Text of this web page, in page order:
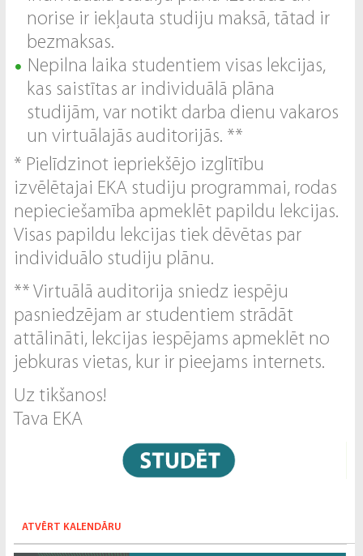
norise ir iekļauta studiju maksā, tātad ir
bezmaksas.
Nepilna laika studentiem visas lekcijas,
kas saistītas ar individuālā plāna
studijām, var notikt darba dienu vakaros
un virtuālajās auditorijās. **
* Pielīdzinot iepriekšējo izglītību
izvēlētajai EKA studiju programmai, rodas
nepieciešamība apmeklēt papildu lekcijas.
Visas papildu lekcijas tiek dēvētas par
individuālo studiju plānu.
** Virtuālā auditorija sniedz iespēju
pasniedzējam ar studentiem strādāt
attālināti, lekcijas iespējams apmeklēt no
jebkuras vietas, kur ir pieejams internets.
Uz tikšanos!
Tava EKA
ATVĒRT KALENDĀRU